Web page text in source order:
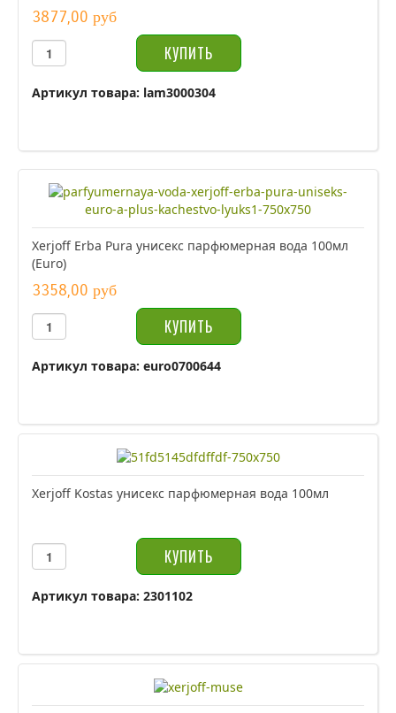
3877,00 руб
Артикул товара: lam3000304
Xerjoff Erba Pura унисекс парфюмерная вода 100мл
(Euro)
3358,00 руб
Артикул товара: euro0700644
Xerjoff Kostas унисекс парфюмерная вода 100мл
Артикул товара: 2301102